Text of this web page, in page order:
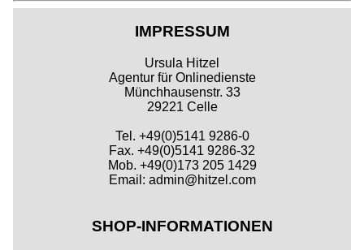
IMPRESSUM
Ursula Hitzel
Agentur für Onlinedienste
Münchhausenstr. 33
29221 Celle
Tel. +49(0)5141 9286-0
Fax. +49(0)5141 9286-32
Mob. +49(0)173 205 1429
Email: admin@hitzel.com
SHOP-INFORMATIONEN